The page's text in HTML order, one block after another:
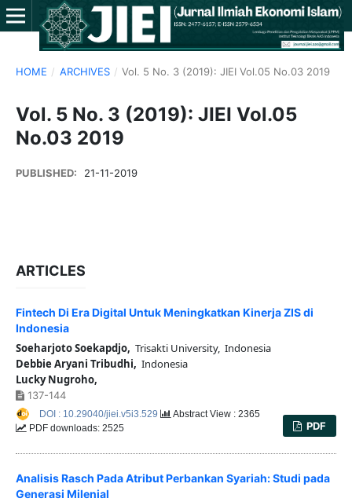
HOME / ARCHIVES / Vol. 5 No. 3 (2019): JIEI Vol.05 No.03 2019
Vol. 5 No. 3 (2019): JIEI Vol.05
No.03 2019
PUBLISHED: 21-11-2019
ARTICLES
Fintech Di Era Digital Untuk Meningkatkan Kinerja ZIS di
Indonesia
Soeharjoto Soekapdjo, Trisakti University, Indonesia
Debbie Aryani Tribudhi, Indonesia
Lucky Nugroho,
137-144
PDF
DOI : 10.29040/jiei.v5i3.529
Abstract View : 2365
PDF downloads: 2525
Analisis Rasch Pada Atribut Perbankan Syariah: Studi pada
Generasi Milenial